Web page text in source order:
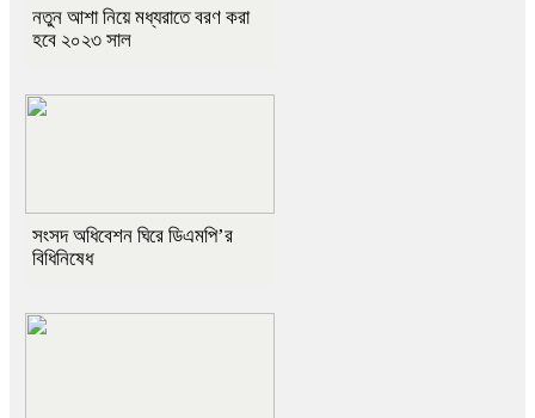
নতুন আশা নিয়ে মধ্যরাতে বরণ করা
হবে ২০২৩ সাল
সংসদ অধিবেশন ঘিরে ডিএমপি’র
বিধিনিষেধ